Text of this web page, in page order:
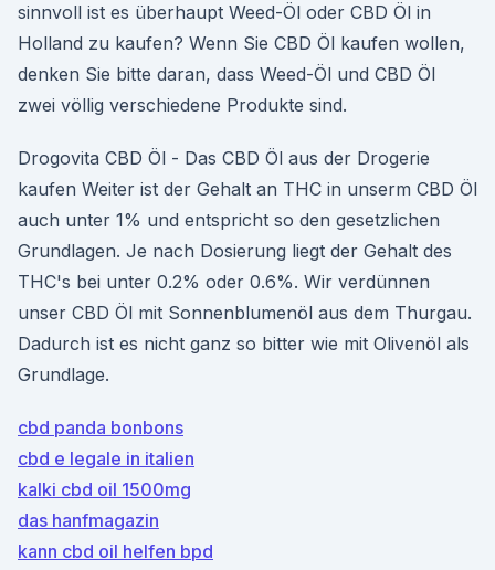
sinnvoll ist es überhaupt Weed-Öl oder CBD Öl in
Holland zu kaufen? Wenn Sie CBD Öl kaufen wollen,
denken Sie bitte daran, dass Weed-Öl und CBD Öl
zwei völlig verschiedene Produkte sind.
Drogovita CBD Öl - Das CBD Öl aus der Drogerie
kaufen Weiter ist der Gehalt an THC in unserm CBD Öl
auch unter 1% und entspricht so den gesetzlichen
Grundlagen. Je nach Dosierung liegt der Gehalt des
THC's bei unter 0.2% oder 0.6%. Wir verdünnen
unser CBD Öl mit Sonnenblumenöl aus dem Thurgau.
Dadurch ist es nicht ganz so bitter wie mit Olivenöl als
Grundlage.
cbd panda bonbons
cbd e legale in italien
kalki cbd oil 1500mg
das hanfmagazin
kann cbd oil helfen bpd